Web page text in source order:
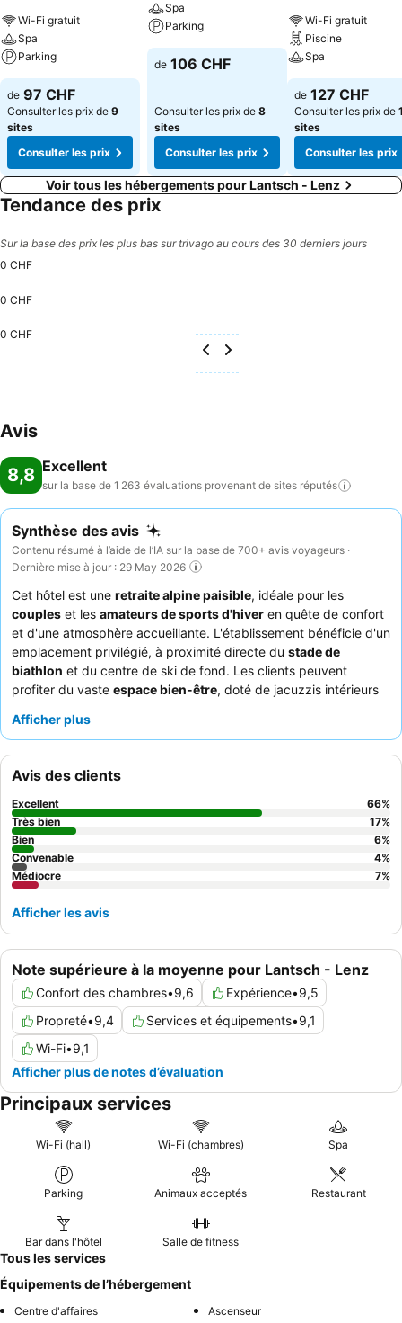
Wi-Fi gratuit
Spa
Parking
de 97 CHF
Consulter les prix de 9
sites
Consulter les prix
Spa
Parking
de 106 CHF
Consulter les prix de 8
sites
Consulter les prix
Wi-Fi gratuit
Piscine
Spa
de 127 CHF
Consulter les prix de
sites
Consulter les prix
Voir tous les hébergements pour Lantsch - Lenz
Tendance des prix
Sur la base des prix les plus bas sur trivago au cours des 30 derniers jours
0 CHF
0 CHF
0 CHF
Avis
8,8 Excellent
sur la base de 1 263 évaluations provenant de sites réputés
Synthèse des avis
Contenu résumé à l’aide de l’IA sur la base de 700+ avis voyageurs ·
Dernière mise à jour : 29 May 2026
Cet hôtel est une retraite alpine paisible, idéale pour les
couples et les amateurs de sports d'hiver en quête de confort
et d'une atmosphère accueillante. L'établissement bénéficie d'un
emplacement privilégié, à proximité directe du stade de
biathlon et du centre de ski de fond. Les clients peuvent
profiter du vaste espace bien-être, doté de jacuzzis intérieurs
détendre après une journée d'activités. Le personnel est
exceptionnelles, complétant le concept gastronomique varié qui
inclut des pizzas très appréciées et un petit-déjeuner buffet de
qualité. Pour un séjour vraiment mémorable, pensez à réserver
une chambre avec un
panoramiques sur la montagne.
Afficher plus
Note supérieure à la moyenne pour Lantsch - Lenz
Confort des chambres•9,6 Expérience•9,5
Propreté•9,4 Services et équipements•9,1
Wi-Fi•9,1
Afficher plus de notes d’évaluation
Avis des clients
Excellent 66%
Très bien
17%
Bien
6%
Convenable
4%
Médiocre
7%
Afficher les avis
Principaux services
Wi-Fi (hall) Wi-Fi (chambres) Spa
Parking Animaux acceptés Restaurant
Bar dans l'hôtel Salle de fitness
Tous les services
Équipements de l’hébergement
Centre d'affaires Ascenseur